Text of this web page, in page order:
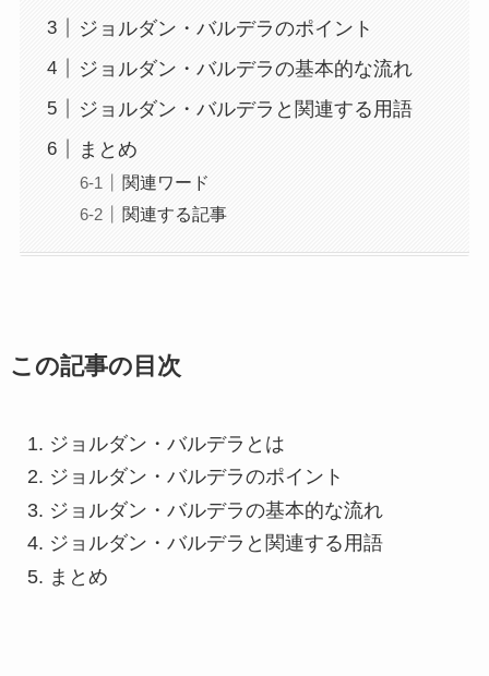
ジョルダン・バルデラのポイント
ジョルダン・バルデラの基本的な流れ
ジョルダン・バルデラと関連する用語
まとめ
関連ワード
関連する記事
この記事の目次
ジョルダン・バルデラとは
ジョルダン・バルデラのポイント
ジョルダン・バルデラの基本的な流れ
ジョルダン・バルデラと関連する用語
まとめ